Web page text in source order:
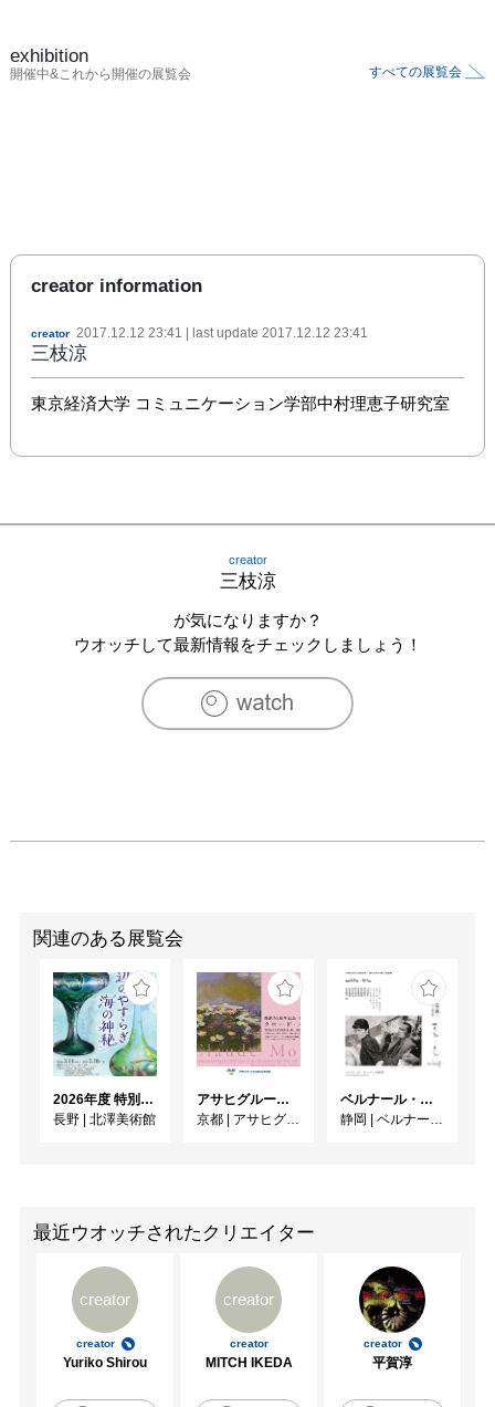
exhibition
開催中&これから開催の展覧会 すべての展覧会
creator information
creator 2017.12.12 23:41 | last update 2017.12.12 23:41
三枝涼
東京経済大学 コミュニケーション学部中村理恵子研究室
creator
三枝涼
が気になりますか？
ウオッチして最新情報をチェックしましょう！
関連のある展覧会
2026年度 特別展「ガレとドーム、アール･ヌーヴォーのガラス 水辺のやすらぎ、海の神秘」
長野 | 北澤美術館
アサヒグループ大山崎山荘美術館 開館30周年記念展「没後100年 クロード・モネ」
京都 | アサヒグループ大山崎山荘美術館
ベルナール・ビュフェと写真 ーカメラがとらえたビュフェとその時代、そして21 世紀へ
静岡 | ベルナール・ビュフェ美術館
最近ウオッチされたクリエイター
creator
creator
Yuriko Shirou
creator
creator
MITCH IKEDA
creator
平賀淳